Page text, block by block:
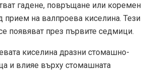
гадене, повръщане или коремен
прием на валпроева киселина. Тези
появяват през първите седмици.
киселина дразни стомашно-
и влияе върху стомашната